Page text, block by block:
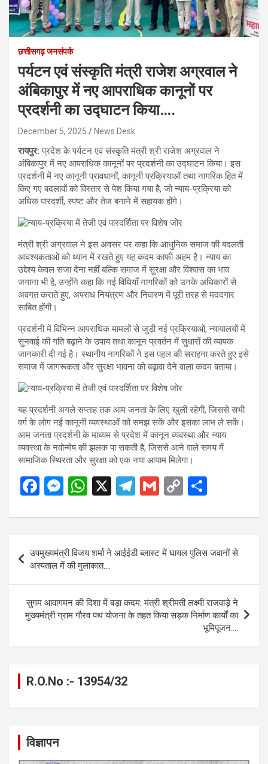
छत्तीसगढ़ जनसंपर्क
पर्यटन एवं संस्कृति मंत्री राजेश अग्रवाल ने
अंबिकापुर में नए आपराधिक कानूनों पर
प्रदर्शनी का उद्घाटन किया….
December 5, 2025 News Desk
रायपुर: प्रदेश के पर्यटन एवं संस्कृति मंत्री श्री राजेश अग्रवाल ने
अंबिकापुर में नए आपराधिक कानूनों पर प्रदर्शनी का उद्घाटन किया। इस
प्रदर्शनी में नए कानूनी प्रावधानों, कानूनी प्रक्रियाओं तथा नागरिक हित में
किए गए बदलावों को विस्तार से पेश किया गया है, जो न्याय-प्रक्रिया को
अधिक पारदर्शी, स्पष्ट और तेज बनाने में सहायक होंगे।
मंत्री श्री अग्रवाल ने इस अवसर पर कहा कि आधुनिक समाज की बदलती
आवश्यकताओं को ध्यान में रखते हुए यह कदम काफी अहम है। न्याय का
उद्देश्य केवल सजा देना नहीं बल्कि समाज में सुरक्षा और विश्वास का भाव
जगाना भी है, उन्होंने कहा कि नई विधियाँ नागरिकों को उनके अधिकारों से
अवगत कराते हुए, अपराध नियंत्रण और निवारण में पूरी तरह से मददगार
साबित होंगी।
प्रदर्शनी में विभिन्न आपराधिक मामलों से जुड़ी नई प्रक्रियाओं, न्यायालयों में
सुनवाई की गति बढ़ाने के उपाय तथा कानून प्रवर्तन में सुधारों की व्यापक
जानकारी दी गई है। स्थानीय नागरिकों ने इस पहल की सराहना करते हुए इसे
समाज में जागरूकता और सुरक्षा भावना को बढ़ावा देने वाला कदम बताया।
यह प्रदर्शनी अगले सप्ताह तक आम जनता के लिए खुली रहेगी, जिससे सभी
वर्ग के लोग नई कानूनी व्यवस्थाओं को समझ सकें और इसका लाभ ले सकें।
आम जनता प्रदर्शनी के माध्यम से प्रदेश में कानून व्यवस्था और न्याय
व्यवस्था के नवोन्मेष की झलक पा सकती है, जिससे आने वाले समय में
सामाजिक स्थिरता और सुरक्षा को एक नया आयाम मिलेगा।
F
ce
o
o
k
M
se
n
g
er
W
at
A
p
p
X
T
e
gr
a
m
G
ail
C
py
Li
n
k
ar
navigation
उपमुख्यमंत्री विजय शर्मा ने आईईडी ब्लास्ट में घायल पुलिस जवानों से
अस्पताल में की मुलाकात….
सुगम आवागमन की दिशा में बड़ा कदम: मंत्री श्रीमती लक्ष्मी राजवाड़े ने
मुख्यमंत्री ग्राम गौरव पथ योजना के तहत किया सड़क निर्माण कार्यों का
भूमिपूजन….
R.O.No :- 13954/32
विज्ञापन